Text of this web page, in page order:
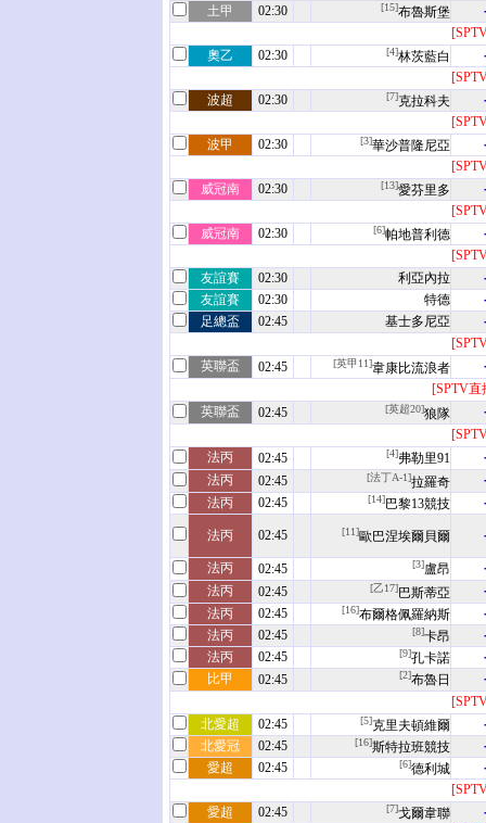
土甲
02:30 [15]布魯斯堡
奧乙
02:30 [4]林茨藍白
波超
02:30 [7]克拉科夫
波甲
02:30 [3]華沙普隆尼亞
威冠南
02:30 [13]愛芬里多
威冠南
02:30 [6]帕地普利德
友誼賽
02:30 利亞內拉
友誼賽
02:30 特德
足總盃
02:45 基士多尼亞
英聯盃
02:45 [英甲11]韋康比流浪者
[SPTV直
英聯盃
02:45 [英超20]狼隊
法丙
02:45 [4]弗勒里91
法丙
02:45 [法丁A-1]拉羅奇
法丙
02:45 [14]巴黎13競技
法丙 02:45 [11]歐巴涅埃爾貝爾
法丙 02:45 [3]盧昂
法丙
02:45 [乙17]巴斯蒂亞
法丙
02:45 [16]布爾格佩羅納斯
法丙
02:45 [8]卡昂
法丙
02:45 [9]孔卡諾
比甲
02:45 [2]布魯日
北愛超
02:45 [5]克里夫頓維爾
北愛冠
02:45 [16]斯特拉班競技
愛超
02:45 [6]德利城
愛超
02:45 [7]戈爾韋聯